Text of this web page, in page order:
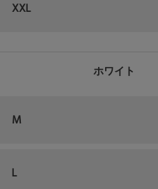
XXL
ホワイト
M
L